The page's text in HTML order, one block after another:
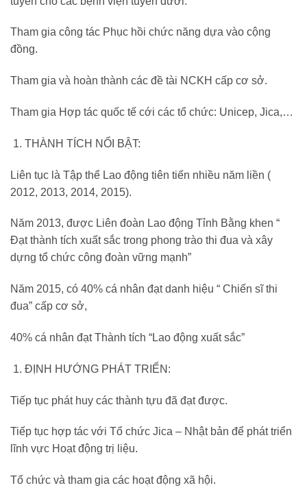
Tham gia công tác Phục hồi chức năng dựa vào cộng
đồng.
Tham gia và hoàn thành các đề tài NCKH cấp cơ sở.
Tham gia Hợp tác quốc tế cới các tổ chức: Unicep, Jica,…
THÀNH TÍCH NỔI BẬT:
Liên tục là Tập thể Lao động tiên tiến nhiều năm liền (
2012, 2013, 2014, 2015).
Năm 2013, được Liên đoàn Lao động Tỉnh Bằng khen “
Đạt thành tích xuất sắc trong phong trào thi đua và xây
dựng tổ chức công đoàn vững mạnh”
Năm 2015, có 40% cá nhân đạt danh hiệu “ Chiến sĩ thi
đua” cấp cơ sở,
40% cá nhân đạt Thành tích “Lao động xuất sắc”
ĐỊNH HƯỚNG PHÁT TRIỂN:
Tiếp tục phát huy các thành tựu đã đạt được.
Tiếp tục hợp tác với Tổ chức Jica – Nhật bản để phát triển
lĩnh vực Hoạt động trị liệu.
Tổ chức và tham gia các hoạt động xã hội.